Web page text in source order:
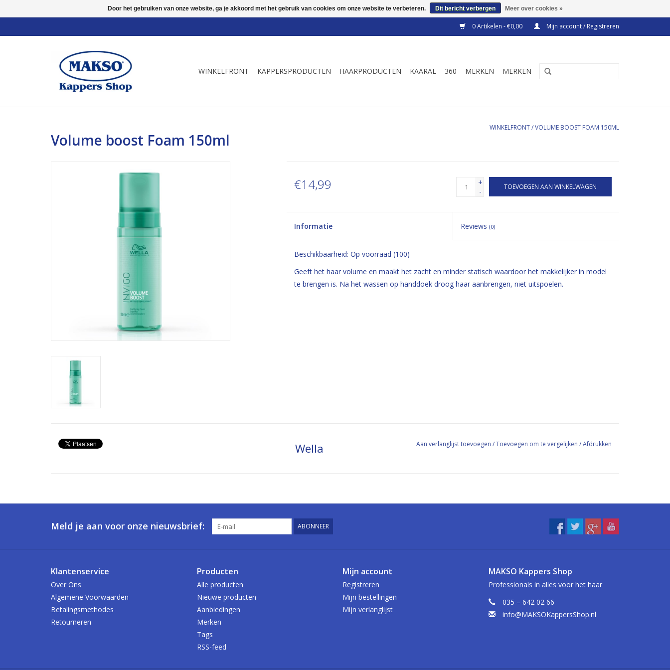
0 Artikelen - €0,00 Mijn account / Registreren
WINKELFRONT KAPPERSPRODUCTEN HAARPRODUCTEN KAARAL 360 MERKEN MERKEN
Volume boost Foam 150ml
WINKELFRONT/VOLUME BOOST FOAM 150ML
€14,99
+
-
TOEVOEGEN AAN WINKELWAGEN
Informatie Reviews(0)
Beschikbaarheid: Op voorraad (100)
Geeft het haar volume en maakt het zacht en minder statisch waardoor het makkelijker in model
te brengen is. Na het wassen op handdoek droog haar aanbrengen, niet uitspoelen.
Wella Aan verlanglijst toevoegen /Toevoegen om te vergelijken /Afdrukken
Meld je aan voor onze nieuwsbrief: ABONNEER
Klantenservice
Over Ons
Algemene Voorwaarden
Betalingsmethodes
Retourneren
Producten
Alle producten
Nieuwe producten
Aanbiedingen
Merken
Tags
RSS-feed
Mijn account
Registreren
Mijn bestellingen
Mijn verlanglijst
MAKSO Kappers Shop
Professionals in alles voor het haar
035 – 642 02 66
info@MAKSOKappersShop.nl
Door het gebruiken van onze website, ga je akkoord met het gebruik van cookies om onze website te verbeteren. Dit bericht verbergen Meer over cookies »